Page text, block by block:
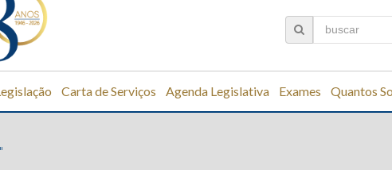
Carta de Serviços Agenda Legislativa Exames Quantos